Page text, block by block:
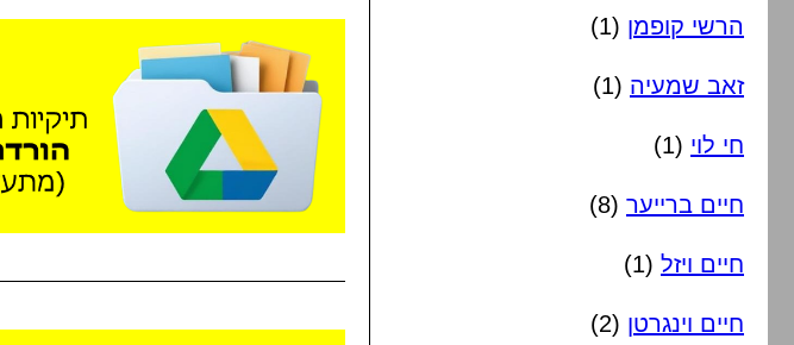
הרשי קופמן (1)
זאב שמעיה (1)
חי לוי (1)
חיים ברייער (8)
חיים ויזל (1)
חיים וינגרטן (2)